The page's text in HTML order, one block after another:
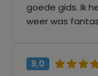
goede gids. Ik
weer was
9,0